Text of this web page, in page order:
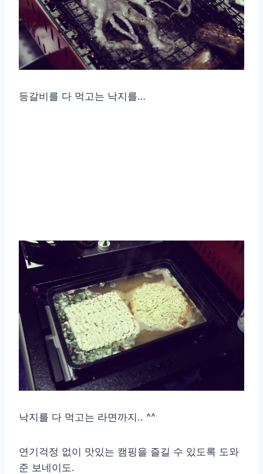
등갈비를 다 먹고는 낙지를…
낙지를 다 먹고는 라면까지.. ^^
연기걱정 없이 맛있는 캠핑을 즐길 수 있도록 도와
준 보네이도.